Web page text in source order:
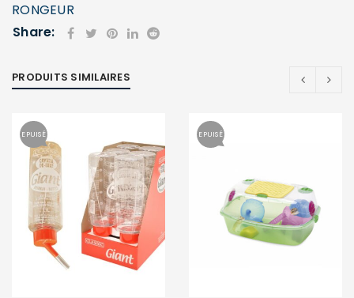
CONNECTER
ou e-mail*
RONGEUR
Share:
PRODUITS SIMILAIRES
EPUISÉ EPUISÉ